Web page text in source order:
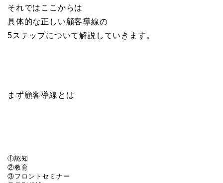
それではここからは
具体的な正しい顧客導線の
5ステップについて解説していきます。
まず顧客導線とは
①認知
②教育
③フロントセミナー